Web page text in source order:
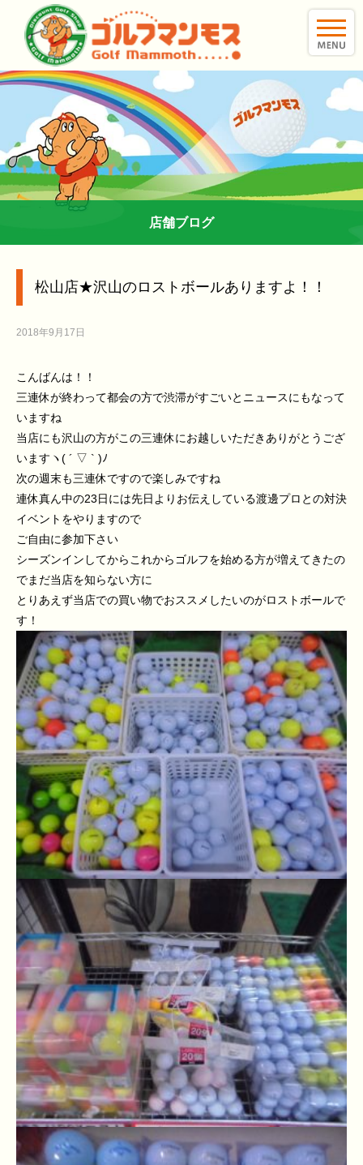
店舗ブログ
松山店★沢山のロストボールありますよ！！
2018年9月17日
こんばんは！！
三連休が終わって都会の方で渋滞がすごいとニュースにもなって
いますね
当店にも沢山の方がこの三連休にお越しいただきありがとうござ
いますヽ( ´ ▽ ` )ﾉ
次の週末も三連休ですので楽しみですね
連休真ん中の23日には先日よりお伝えしている渡邊プロとの対決
イベントをやりますので
ご自由に参加下さい
シーズンインしてからこれからゴルフを始める方が増えてきたの
でまだ当店を知らない方に
とりあえず当店での買い物でおススメしたいのがロストボールで
す！